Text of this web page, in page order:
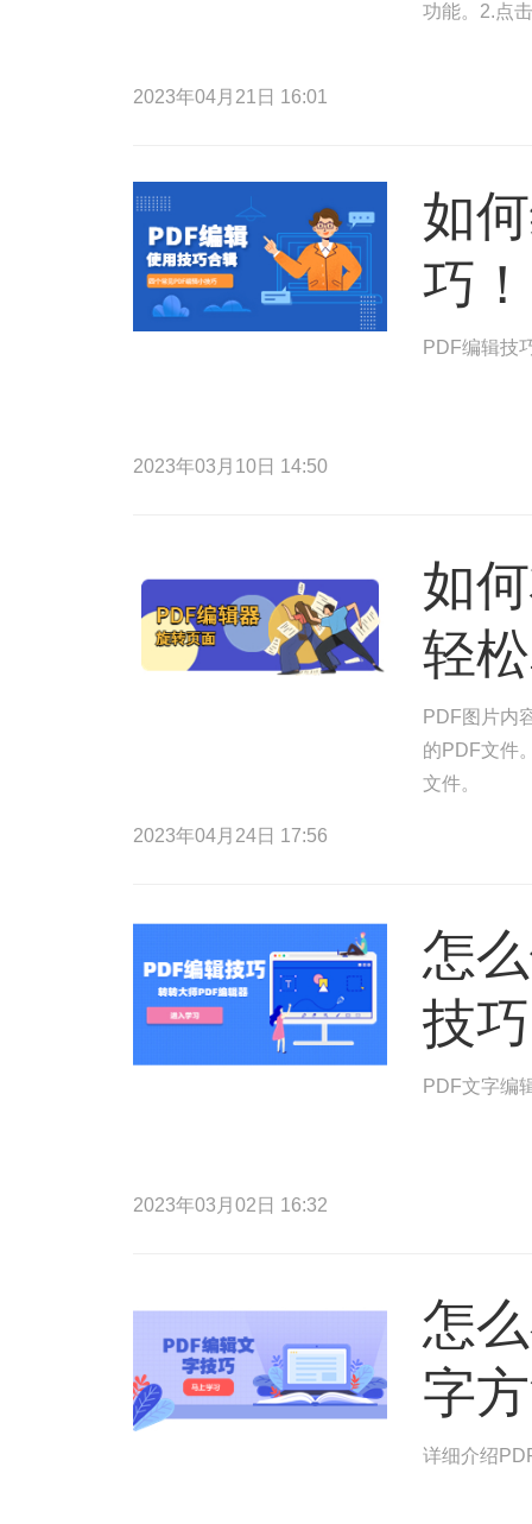
功能。2.点
2023年04月21日 16:01
如
巧！
PDF编辑技
2023年03月10日 14:50
如
轻
PDF图片内
的PDF文件
文件。
2023年04月24日 17:56
怎
技巧
PDF文字编
2023年03月02日 16:32
怎
字
详细介绍